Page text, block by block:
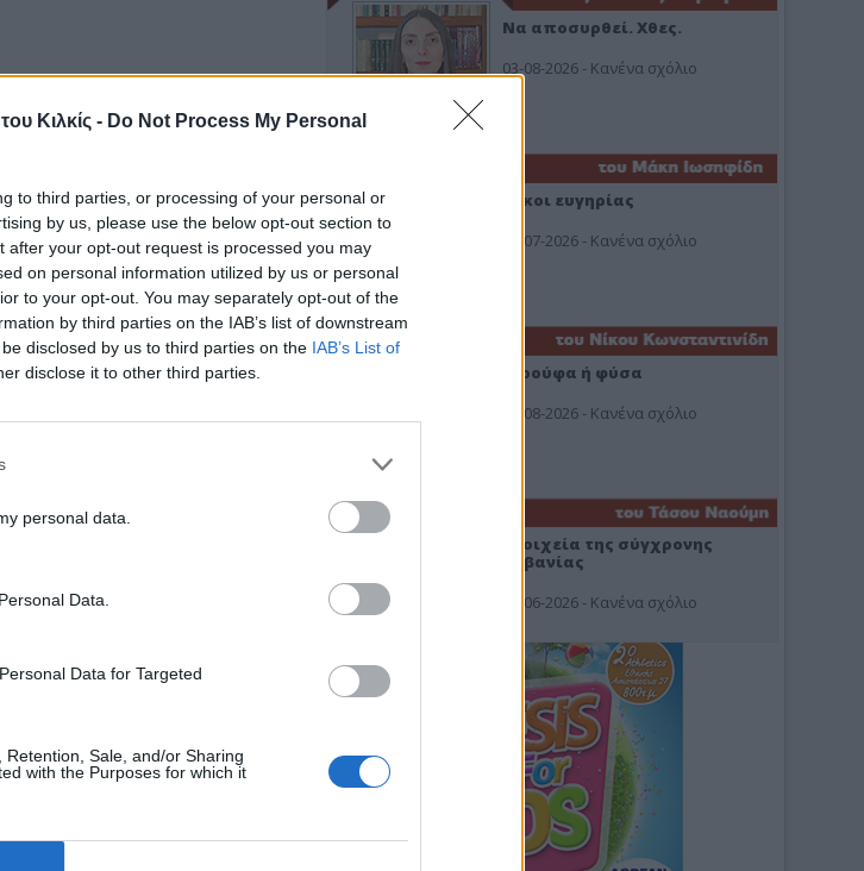
Κιλκίς - Do Not Process My Personal
to third parties, or processing of your personal or
by us, please use the below opt-out section to
after your opt-out request is processed you may
on personal information utilized by us or personal
to your opt-out. You may separately opt-out of the
by third parties on the IAB’s list of downstream
disclosed by us to third parties on the IAB’s List of
disclose it to other third parties.
personal data.
Data.
Data for Targeted
Sale, and/or Sharing
with the Purposes for which it
Να αποσυρθεί. Χθες.
03-08-2026 - Κανένα σχόλιο
Οίκοι ευγηρίας
24-07-2026 - Κανένα σχόλιο
Ή ρούφα ή φύσα
03-08-2026 - Κανένα σχόλιο
Στοιχεία της σύγχρονης
Αλβανίας
19-06-2026 - Κανένα σχόλιο